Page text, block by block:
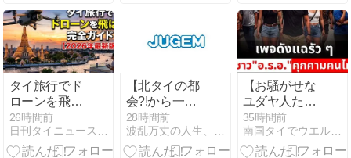
は祖父母を射
殺
タイ旅行でド
ローンを飛ば
す完全ガイド
【2026年最新
版】
26時間前
日刊タイニュース | タイの今がわかる
【北タイの都
会?!から一
言】誇り間違
い
28時間前
波乱万丈の人生、そして… 旅立ち♪
【お騒がせな
ユダヤ人た
ち】今度はサ
ムイ島のタイ
事業者を恫喝
35時間前
南国タイでウエルネスな生活を